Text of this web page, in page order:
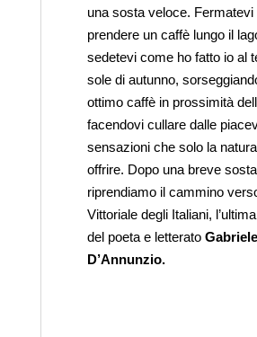
una sosta veloce. Fermatevi
prendere un caffè lungo il
sedetevi come ho fatto io al
sole di autunno,
ottimo caffè in prossimità
facendovi cullare dalle
sensazioni che solo la
offrire. Dopo una breve sosta
riprendiamo il cammino
Vittoriale degli Italiani,
del poeta e letterato Gabriele
D’Annunzio.